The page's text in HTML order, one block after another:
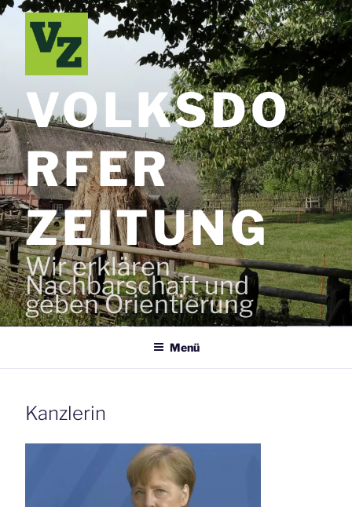
Zum
Inhalt
springen
VOLKSDO
RFER
ZEITUNG
Wir erklären
Nachbarschaft und
geben Orientierung
Menü
Kanzlerin